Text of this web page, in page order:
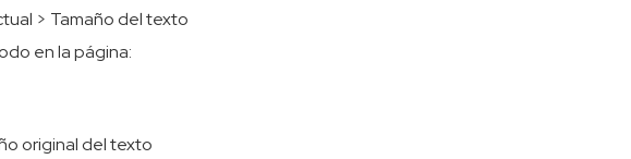
> Tamaño del texto
en la página:
original del texto